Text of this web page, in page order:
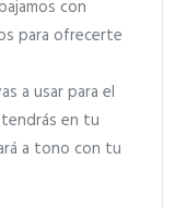
con
para ofrecerte
a usar para el
en tu
a tono con tu